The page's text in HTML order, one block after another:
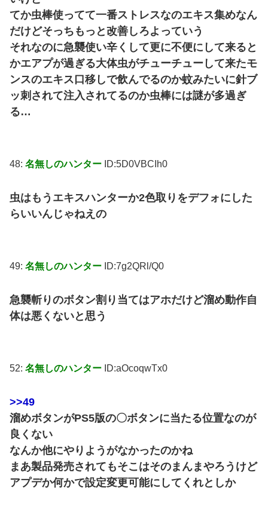
てか虫棒使ってて一番ストレスなのエキス集めなん
だけどそっちもっと改善しろよっていう
それなのに急襲使い辛くして更に不便にして来ると
かエアプが過ぎる大体虫がチューチューして来たモ
ンスのエキス口移しで飲んでるのか蚊みたいに針ブ
ッ刺されて注入されてるのか虫棒には謎が多過ぎ
る…
48: 名無しのハンター ID:5D0VBCIh0
虫はもうエキスハンターか2色取りをデフォにした
らいいんじゃねえの
49: 名無しのハンター ID:7g2QRl/Q0
急襲斬りのボタン割り当てはアホだけど溜め動作自
体は悪くないと思う
52: 名無しのハンター ID:aOcoqwTx0
>>49
溜めボタンがPS5版の〇ボタンに当たる位置なのが
良くない
なんか他にやりようがなかったのかね
まあ製品発売されてもそこはそのまんまやろうけど
アプデか何かで設定変更可能にしてくれとしか